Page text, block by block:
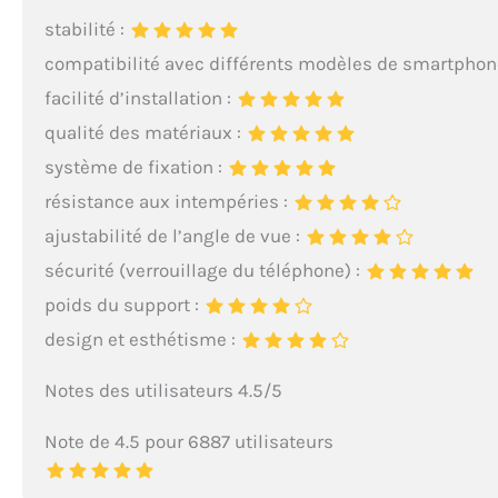
rapidement dans
17Air/17 Pro/17/16
Plus/14/13 Pro
S25/S25+/S24/
stabilité :
compatibilité avec différents modèles de
facilité d’installation :
qualité des matériaux :
système de fixation :
résistance aux intempéries :
ajustabilité de l’angle de vue :
sécurité (verrouillage du téléphone) :
poids du support :
design et esthétisme :
Notes des utilisateurs 4.5/5
Note de 4.5 pour 6887 utilisateurs